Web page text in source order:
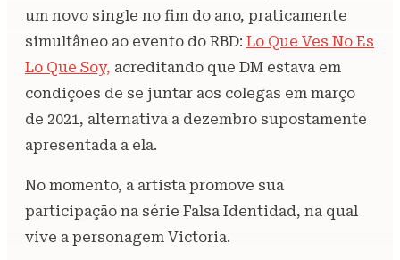
um novo single no fim do ano, praticamente
simultâneo ao evento do RBD: Lo Que Ves No Es
Lo Que Soy, acreditando que DM estava em
condições de se juntar aos colegas em março
de 2021, alternativa a dezembro supostamente
apresentada a ela.
No momento, a artista promove sua
participação na série Falsa Identidad, na qual
vive a personagem Victoria.